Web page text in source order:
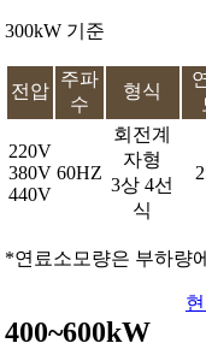
300kW 기준
전압
주파
수
형식
220V
380V
440V
60HZ
회전계
자형
3상 4선
식
*연료소모량은 부하량
400~600kW